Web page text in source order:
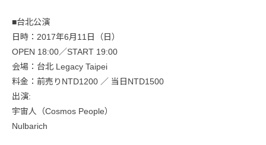
■台北公演
日時：2017年6月11日（日）
OPEN 18:00／START 19:00
会場：台北 Legacy Taipei
料金：前売りNTD1200 ／ 当日NTD1500
出演:
宇宙人（Cosmos People）
Nulbarich